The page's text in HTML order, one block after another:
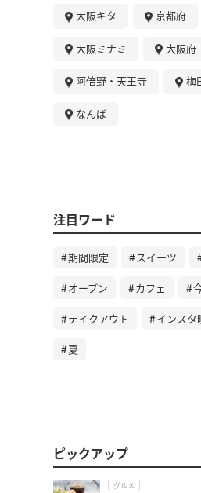
大阪キタ 京都府
大阪ミナミ 大阪府
阿倍野・天王寺 梅
なんば
注目ワード
期間限定 スイーツ
オープン カフェ
テイクアウト インスタ
夏
ピックアップ
グルメ